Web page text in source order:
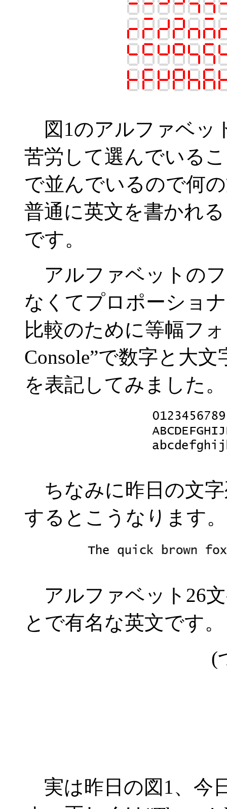
図1のアルファベッ
苦労して選んでいる
で並んでいるので何
普通に英文を書かれ
です。
アルファベットの
なくてプロポーショ
比較のために等幅フ
Console”で数字と大
を表記してみました。
ちなみに昨日の文字
するとこうなります。
アルファベット26
とで有名な英文です。
(
実は昨日の図1、今